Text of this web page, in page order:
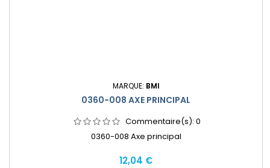
MARQUE: BMI
0360-008 AXE PRINCIPAL
Commentaire(s): 0
0360-008 Axe principal
Prix
12,04 €